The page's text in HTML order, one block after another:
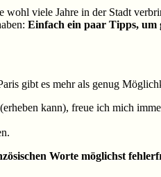
wohl viele Jahre in der Stadt
Einfach ein paar Tipps, um
gibt es mehr als genug
kann), freue ich mich
Worte möglichst